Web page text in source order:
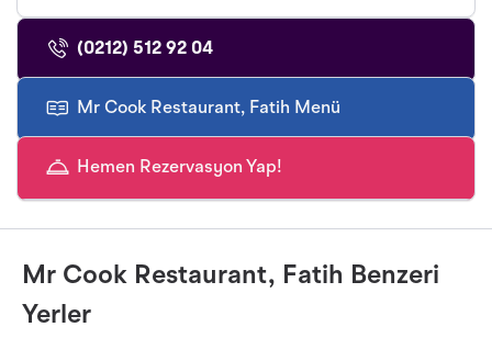
(0212) 512 92 04
Mr Cook Restaurant, Fatih Menü
Hemen Rezervasyon Yap!
Mr Cook Restaurant, Fatih Benzeri
Yerler